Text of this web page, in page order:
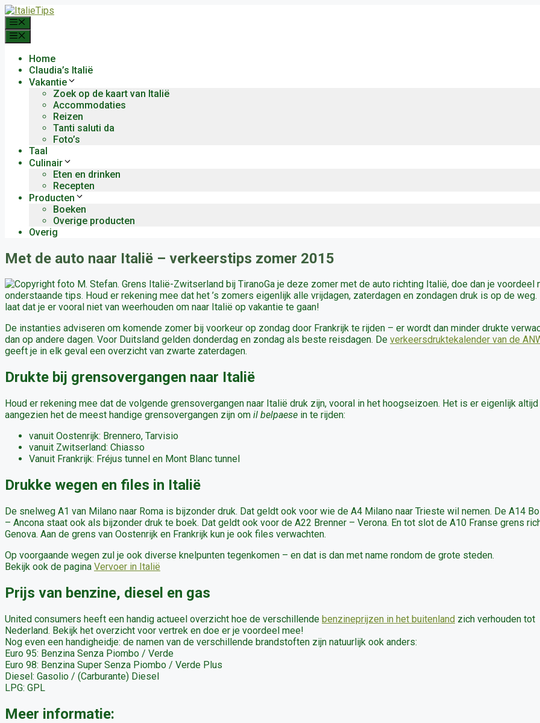
Ga
naar
de
inhoud
Home
Claudia’s Italië
Vakantie
Zoek op de kaart van Italië
Accommodaties
Reizen
Tanti saluti da
Foto’s
Taal
Culinair
Eten en drinken
Recepten
Producten
Boeken
Overige producten
Overig
Met de auto naar Italië – verkeerstips zomer 2015
Ga je deze zomer met de auto richting Italië, doe dan je voordeel
onderstaande tips. Houd er rekening mee dat het ’s zomers eigenlijk alle vrijdagen, zaterdagen en zondagen druk is op de weg.
laat dat je er vooral niet van weerhouden om naar Italië op vakantie te gaan!
De instanties adviseren om komende zomer bij voorkeur op zondag door Frankrijk te rijden – er wordt dan minder drukte
dan op andere dagen. Voor Duitsland gelden donderdag en zondag als beste reisdagen. De verkeersdruktekalender van de
geeft je in elk geval een overzicht van zwarte zaterdagen.
Drukte bij grensovergangen naar Italië
Houd er rekening mee dat de volgende grensovergangen naar Italië druk zijn, vooral in het hoogseizoen. Het is er eigenlijk altijd
aangezien het de meest handige grensovergangen zijn om il belpaese in te rijden:
vanuit Oostenrijk: Brennero, Tarvisio
vanuit Zwitserland: Chiasso
Vanuit Frankrijk: Fréjus tunnel en Mont Blanc tunnel
Drukke wegen en files in Italië
De snelweg A1 van Milano naar Roma is bijzonder druk. Dat geldt ook voor wie de A4 Milano naar Trieste wil nemen. De A14
– Ancona staat ook als bijzonder druk te boek. Dat geldt ook voor de A22 Brenner – Verona. En tot slot de A10 Franse grens
Genova. Aan de grens van Oostenrijk en Frankrijk kun je ook files verwachten.
Op voorgaande wegen zul je ook diverse knelpunten tegenkomen – en dat is dan met name rondom de grote steden.
Bekijk ook de pagina Vervoer in Italië
Prijs van benzine, diesel en gas
United consumers heeft een handig actueel overzicht hoe de verschillende benzineprijzen in het buitenland zich verhouden tot
Nederland. Bekijk het overzicht voor vertrek en doe er je voordeel mee!
Nog even een handigheidje: de namen van de verschillende brandstoften zijn natuurlijk ook anders:
Euro 95: Benzina Senza Piombo / Verde
Euro 98: Benzina Super Senza Piombo / Verde Plus
Diesel: Gasolio / (Carburante) Diesel
LPG: GPL
Meer informatie: